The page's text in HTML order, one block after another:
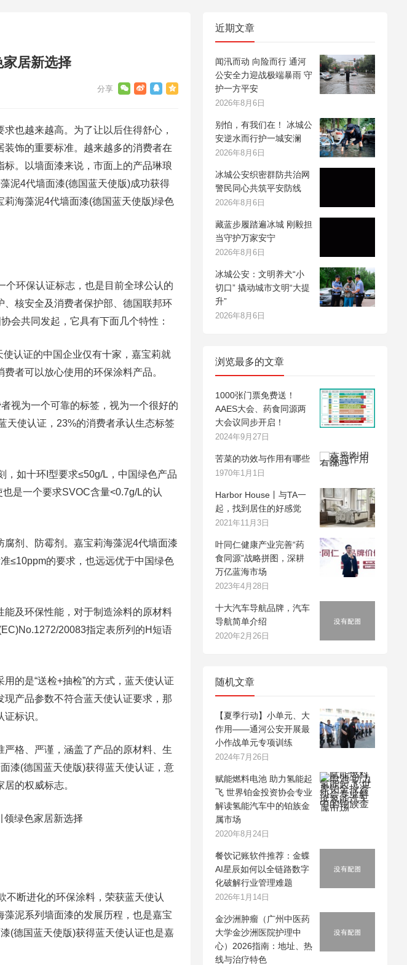
居新选择
也越来越高。为了让以后住得舒心，
饰的重要标准。越来越多的消费者在
。以墙面漆来说，市面上的产品琳琅
泥4代墙面漆(德国蓝天使版)成功获得
海藻泥4代墙面漆(德国蓝天使版)绿色
环保认证标志，也是目前全球公认的
核安全及消费者保护部、德国联邦环
会共同发起，它具有下面几个特性：
认证的中国企业仅有十家，嘉宝莉就
者可以放心使用的环保涂料产品。
为一个可靠的标签，视为一个很好的
天使认证，23%的消费者承认生态标签
如十环I型要求≤50g/L，中国绿色产品
是一个要求SVOC含量<0.7g/L的认
剂、防霉剂。嘉宝莉海藻泥4代墙面漆
≤10ppm的要求，也远远优于中国绿色
及环保性能，对于制造涂料的原材料
20083指定表所列的H短语
的是“送检+抽检”的方式，蓝天使认证
产品参数不符合蓝天使认证要求，那
标识。
格、严谨，涵盖了产品的原材料、生
漆(德国蓝天使版)获得蓝天使认证，意
的权威标志。
断进化的环保涂料，荣获蓝天使认
泥系列墙面漆的发展历程，也是嘉宝
(德国蓝天使版)获得蓝天使认证也是嘉
近期文章
闻汛而动 向险而行 通河
公安全力迎战极端暴雨 守
护一方平安
2026年8月6日
别怕，有我们在！ 冰城公
安逆水而行护一城安澜
2026年8月6日
冰城公安织密群防共治网
警民同心共筑平安防线
2026年8月6日
藏蓝步履踏遍冰城 刚毅担
当守护万家安宁
2026年8月6日
冰城公安：文明养犬“小
切口” 撬动城市文明“大提
升”
2026年8月6日
浏览最多的文章
1000张门票免费送！
AAES大会、药食同源两
大会议同步开启！
2024年9月27日
苦菜的功效与作用有哪些
1970年1月1日
Harbor House丨与TA一
起，找到居住的好感觉
2021年11月3日
叶同仁健康产业完善“药
食同源”战略拼图，深耕
万亿蓝海市场
2023年4月28日
十大汽车导航品牌，汽车
导航简单介绍
2020年2月26日
随机文章
【夏季行动】小单元、大
作用——通河公安开展最
小作战单元专项训练
2024年7月26日
赋能燃料电池 助力氢能起
飞 世界铂金投资协会专业
解读氢能汽车中的铂族金
属市场
2020年8月24日
餐饮记账软件推荐：金蝶
AI星辰如何以全链路数字
化破解行业管理难题
2026年1月14日
金沙洲肿瘤（广州中医药
大学金沙洲医院护理中
心）2026指南：地址、热
线与治疗特色